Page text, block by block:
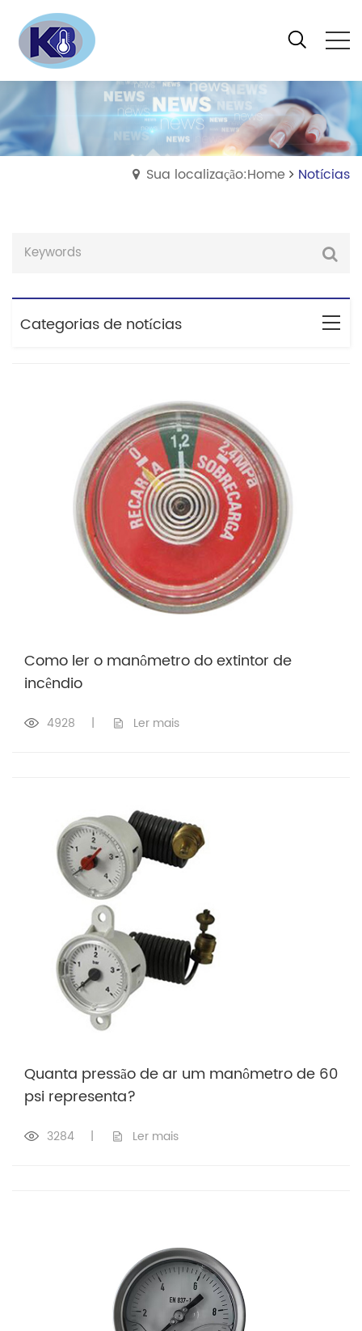
Sua localização:Home Notícias
Categorias de notícias
Como ler o manômetro do extintor de
incêndio
4928 | Ler mais
Quanta pressão de ar um manômetro de 60
psi representa?
3284 | Ler mais